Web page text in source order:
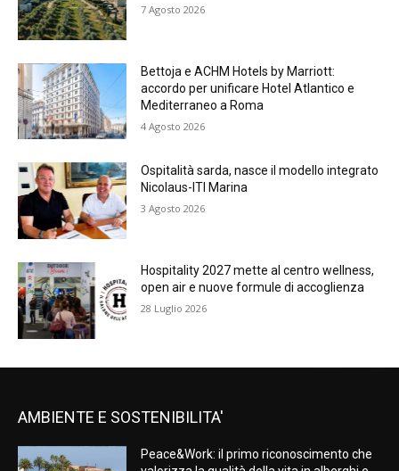
7 Agosto 2026
Bettoja e ACHM Hotels by Marriott:
accordo per unificare Hotel Atlantico e
Mediterraneo a Roma
4 Agosto 2026
Ospitalità sarda, nasce il modello integrato
Nicolaus-ITI Marina
3 Agosto 2026
Hospitality 2027 mette al centro wellness,
open air e nuove formule di accoglienza
28 Luglio 2026
AMBIENTE E SOSTENIBILITA'
Peace&Work: il primo riconoscimento che